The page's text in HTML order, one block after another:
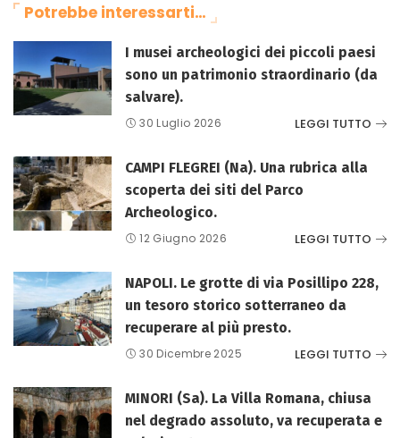
Potrebbe interessarti…
I musei archeologici dei piccoli paesi
sono un patrimonio straordinario (da
salvare).
30 Luglio 2026 LEGGI TUTTO
CAMPI FLEGREI (Na). Una rubrica alla
scoperta dei siti del Parco
Archeologico.
12 Giugno 2026 LEGGI TUTTO
NAPOLI. Le grotte di via Posillipo 228,
un tesoro storico sotterraneo da
recuperare al più presto.
30 Dicembre 2025 LEGGI TUTTO
MINORI (Sa). La Villa Romana, chiusa
nel degrado assoluto, va recuperata e